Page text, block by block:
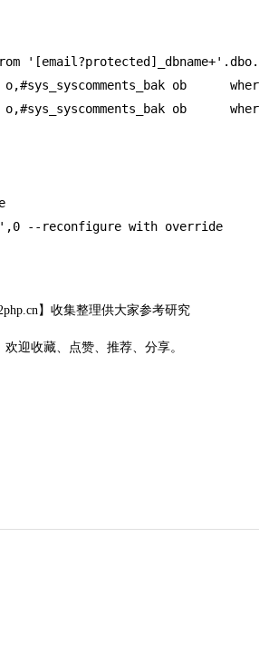
ob
ob
--reconfigure with override
】收集整理供大家参考研究
迎收藏、点赞、推荐、分享。